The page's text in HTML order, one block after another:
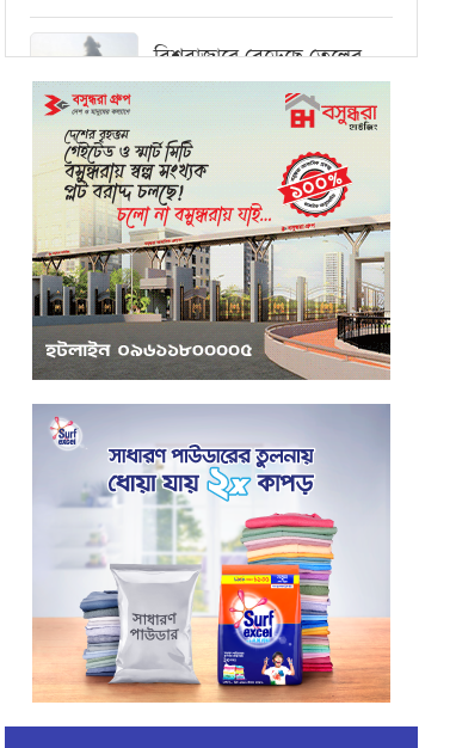
বিশ্ববাজারে বেড়েছে তেলের
দাম, ওয়ালস্ট্রিটে পতনের
মধ্যপ্রাচ্যে সংকটের কারণে
কার্গো পরিবহনে বিঘ্ন ঘটছে
পরিবেশবান্ধব উদ্যোক্তারা
ইউসিবি থেকে পাবেন ২৫ লাখ
টাকা ঋণ
প্রদানকারীর সুরক্ষায় বিধিমালা
প্রণয়ন
খামেনি হত্যার প্রতিশোধ
নেওয়ার ঘোষণা ইরানের
রেভোল্যুশনারি গার্ডের
কার্বন কারখানার ধোঁয়ায় ক্ষতির
মুখে কৃষি ও পরিবেশ